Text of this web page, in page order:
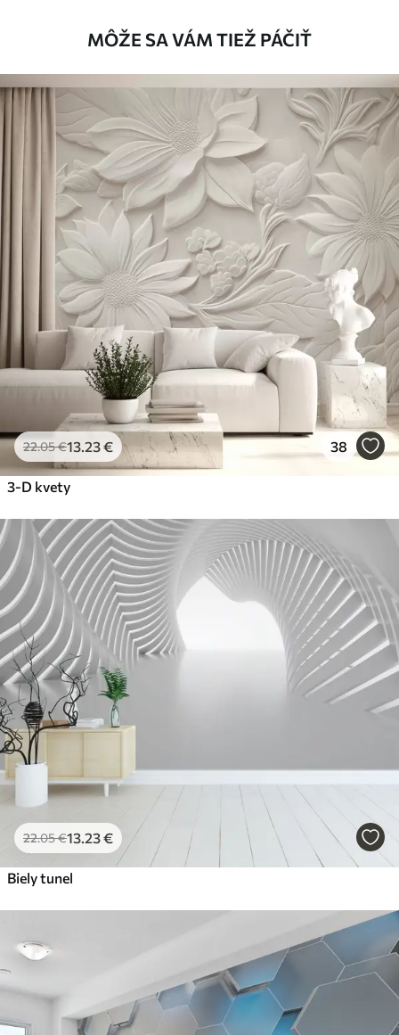
MÔŽE SA VÁM TIEŽ PÁČIŤ
22.05€13 .23€ 38
3-D kvety
22.05€13.23€
Biely tunel